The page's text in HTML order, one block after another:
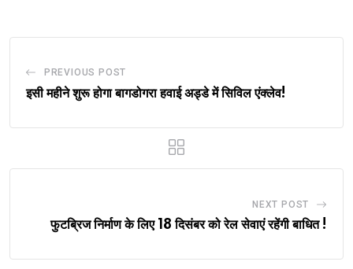
PREVIOUS POST
इसी महीने शुरू होगा बागडोगरा हवाई अड्डे में सिविल एंक्लेव!
NEXT POST
फुटब्रिज निर्माण के लिए 18 दिसंबर को रेल सेवाएं रहेंगी बाधित !